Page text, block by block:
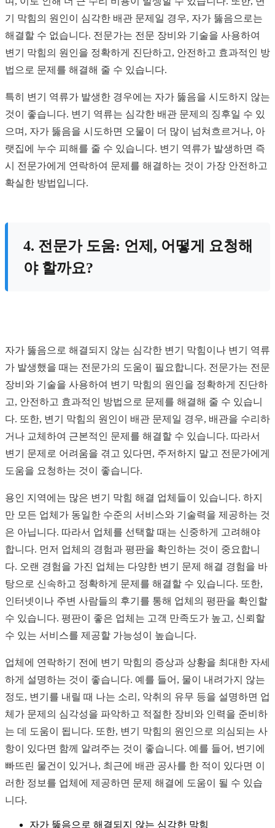
기 막힘의 원인이 심각한 배관 문제일 경우, 자가 뚫음으로는
해결할 수 없습니다. 전문가는 전문 장비와 기술을 사용하여
변기 막힘의 원인을 정확하게 진단하고, 안전하고 효과적인 방
법으로 문제를 해결해 줄 수 있습니다.
특히 변기 역류가 발생한 경우에는 자가 뚫음을 시도하지 않는
것이 좋습니다. 변기 역류는 심각한 배관 문제의 징후일 수 있
으며, 자가 뚫음을 시도하면 오물이 더 많이 넘쳐흐르거나, 아
랫집에 누수 피해를 줄 수 있습니다. 변기 역류가 발생하면 즉
시 전문가에게 연락하여 문제를 해결하는 것이 가장 안전하고
확실한 방법입니다.
4. 전문가 도움: 언제, 어떻게 요청해
야 할까요?
자가 뚫음으로 해결되지 않는 심각한 변기 막힘이나 변기 역류
가 발생했을 때는 전문가의 도움이 필요합니다. 전문가는 전문
장비와 기술을 사용하여 변기 막힘의 원인을 정확하게 진단하
고, 안전하고 효과적인 방법으로 문제를 해결해 줄 수 있습니
다. 또한, 변기 막힘의 원인이 배관 문제일 경우, 배관을 수리하
거나 교체하여 근본적인 문제를 해결할 수 있습니다. 따라서
변기 문제로 어려움을 겪고 있다면, 주저하지 말고 전문가에게
도움을 요청하는 것이 좋습니다.
용인 지역에는 많은 변기 막힘 해결 업체들이 있습니다. 하지
만 모든 업체가 동일한 수준의 서비스와 기술력을 제공하는 것
은 아닙니다. 따라서 업체를 선택할 때는 신중하게 고려해야
합니다. 먼저 업체의 경험과 평판을 확인하는 것이 중요합니
다. 오랜 경험을 가진 업체는 다양한 변기 문제 해결 경험을 바
탕으로 신속하고 정확하게 문제를 해결할 수 있습니다. 또한,
인터넷이나 주변 사람들의 후기를 통해 업체의 평판을 확인할
수 있습니다. 평판이 좋은 업체는 고객 만족도가 높고, 신뢰할
수 있는 서비스를 제공할 가능성이 높습니다.
업체에 연락하기 전에 변기 막힘의 증상과 상황을 최대한 자세
하게 설명하는 것이 좋습니다. 예를 들어, 물이 내려가지 않는
정도, 변기를 내릴 때 나는 소리, 악취의 유무 등을 설명하면 업
체가 문제의 심각성을 파악하고 적절한 장비와 인력을 준비하
는 데 도움이 됩니다. 또한, 변기 막힘의 원인으로 의심되는 사
항이 있다면 함께 알려주는 것이 좋습니다. 예를 들어, 변기에
빠뜨린 물건이 있거나, 최근에 배관 공사를 한 적이 있다면 이
러한 정보를 업체에 제공하면 문제 해결에 도움이 될 수 있습
니다.
자가 뚫음으로 해결되지 않는 심각한 막힘